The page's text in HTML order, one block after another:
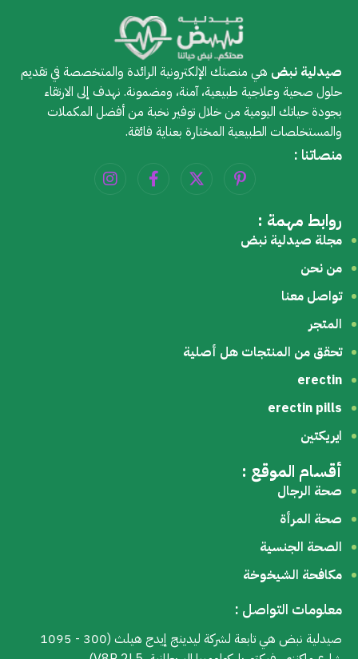
صيدلية نبض هي منصتك الإلكترونية الرائدة والمتخصصة في تقديم
حلول صحية وعلاجية طبيعية، آمنة، ومضمونة. نهدف إلى الارتقاء
بجودة حياتك اليومية من خلال توفير نخبة من أفضل المكملات
والمستخلصات الطبيعية المختارة بعناية فائقة.
منصاتنا :
روابط مهمة :
مجلة صيدلية نبض
من نحن
تواصل معنا
المتجر
تحقق من المنتجات هل أصلية
erectin
erectin pills
ايريكتين
أقسام الموقع :
صحة الرجال
صحة المرأة
الصحة الجنسية
مكافحة الشيخوخة
معلومات التواصل :
صيدلية نبض هي تابعة لشركة ليدينج إيدج هيلث (300 - 1095